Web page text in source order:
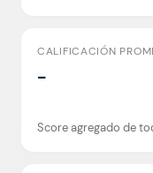
CALIFICACIÓN
-
Score agregado de